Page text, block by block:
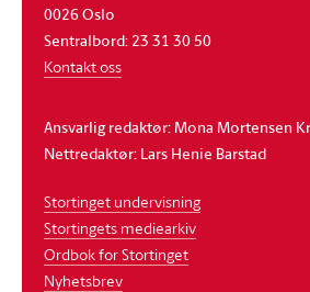
0026 Oslo
Sentralbord: 23 31 30 50
Kontakt oss
Ansvarlig redaktør: Mona Mortensen
Nettredaktør: Lars Henie Barstad
Stortinget undervisning
Stortingets mediearkiv
Ordbok for Stortinget
Nyhetsbrev